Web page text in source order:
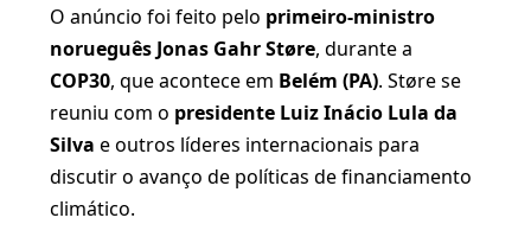
O anúncio foi feito pelo primeiro-ministro
norueguês Jonas Gahr Støre, durante a
COP30, que acontece em Belém (PA). Støre se
reuniu com o presidente Luiz Inácio Lula da
Silva e outros líderes internacionais para
discutir o avanço de políticas de financiamento
climático.